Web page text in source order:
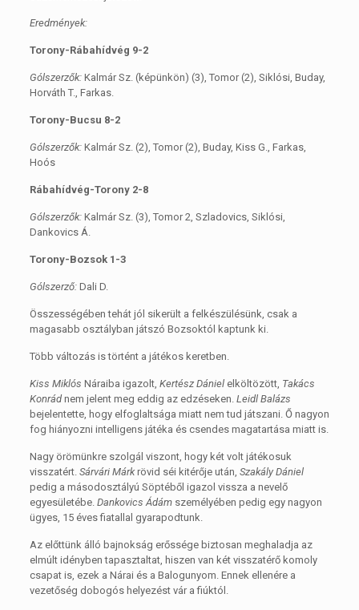
Eredmények:
Torony-Rábahídvég 9-2
Gólszerzők:Kalmár Sz. (képünkön) (3), Tomor (2), Siklósi, Buday,
Horváth T., Farkas.
Torony-Bucsu 8-2
Gólszerzők:Kalmár Sz. (2), Tomor (2), Buday, Kiss G., Farkas,
Hoós
Rábahídvég-Torony 2-8
Gólszerzők:Kalmár Sz. (3), Tomor 2, Szladovics, Siklósi,
Dankovics Á.
Torony-Bozsok 1-3
Gólszerző:Dali D.
Összességében tehát jól sikerült a felkészülésünk, csak a
magasabb osztályban játszó Bozsoktól kaptunk ki.
Több változás is történt a játékos keretben.
Kiss Miklós Náraiba igazolt, Kertész Dánielelköltözött, Takács
Konrádnem jelent meg eddig az edzéseken. Leidl Balázs
bejelentette, hogy elfoglaltsága miatt nem tud játszani. Ő nagyon
fog hiányozni intelligens játéka és csendes magatartása miatt is.
Nagy örömünkre szolgál viszont, hogy két volt játékosuk
visszatért. Sárvári Márkrövid séi kitérője után, Szakály Dániel
pedig a másodosztályú Söptéből igazol vissza a nevelő
egyesületébe. Dankovics Ádámszemélyében pedig egy nagyon
ügyes, 15 éves fiatallal gyarapodtunk.
Az előttünk álló bajnokság erőssége biztosan meghaladja az
elmúlt idényben tapasztaltat, hiszen van két visszatérő komoly
csapat is, ezek a Nárai és a Balogunyom. Ennek ellenére a
vezetőség dobogós helyezést vár a fiúktól.